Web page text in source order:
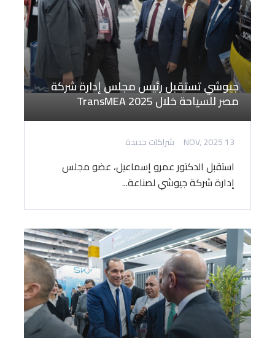
جيوشي تستقبل رئيس مجلس إدارة شركة
مصر للسياحة خلال TransMEA 2025
13 NOV, 2025 شراكات جديدة
استقبل الدكتور عمرو إسماعيل، عضو مجلس
إدارة شركة جيوشي لصناعة...